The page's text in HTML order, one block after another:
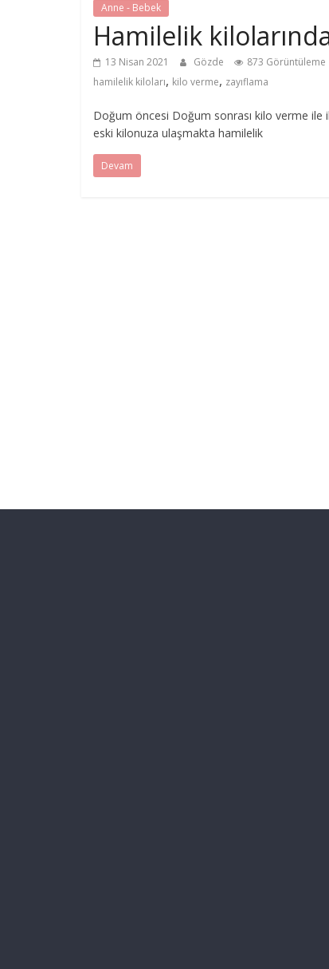
Anne - Bebek
Hamilelik
13 Nisan 2021 Gözde 873 Görüntüleme
hamilelik kiloları, kilo verme, zayıflama
Doğum öncesi Doğum sonrası kilo verme ile
eski kilonuza ulaşmakta hamilelik
Devam